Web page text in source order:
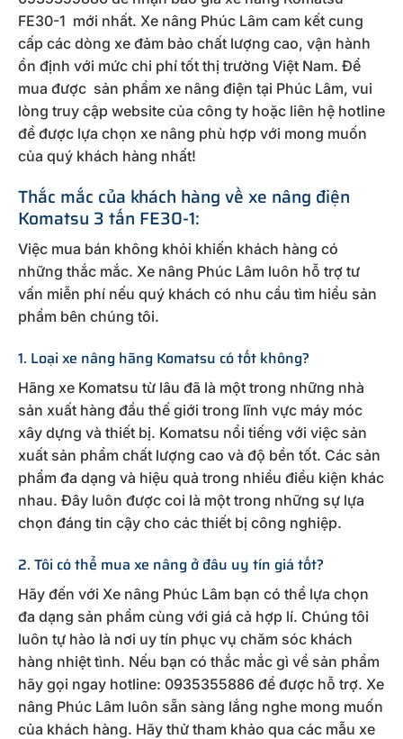
FE30-1 mới nhất. Xe nâng Phúc Lâm cam kết cung
cấp các dòng xe đảm bảo chất lượng cao, vận hành
ổn định với mức chi phí tốt thị trường Việt Nam. Để
mua được sản phẩm xe nâng điện tại Phúc Lâm, vui
lòng truy cập website của công ty hoặc liên hệ hotline
để được lựa chọn xe nâng phù hợp với mong muốn
của quý khách hàng nhất!
Thắc mắc của khách hàng về xe nâng điện
Komatsu 3 tấn FE30-1:
Việc mua bán không khỏi khiến khách hàng có
những thắc mắc. Xe nâng Phúc Lâm luôn hỗ trợ tư
vấn miễn phí nếu quý khách có nhu cầu tìm hiểu sản
phẩm bên chúng tôi.
1. Loại xe nâng hãng Komatsu có tốt không?
Hãng xe Komatsu từ lâu đã là một trong những nhà
sản xuất hàng đầu thế giới trong lĩnh vực máy móc
xây dựng và thiết bị. Komatsu nổi tiếng với việc sản
xuất sản phẩm chất lượng cao và độ bền tốt. Các sản
phẩm đa dạng và hiệu quả trong nhiều điều kiện khác
nhau. Đây luôn được coi là một trong những sự lựa
chọn đáng tin cậy cho các thiết bị công nghiệp.
2. Tôi có thể mua xe nâng ở đâu uy tín giá tốt?
Hãy đến với Xe nâng Phúc Lâm bạn có thể lựa chọn
đa dạng sản phẩm cùng với giá cả hợp lí. Chúng tôi
luôn tự hào là nơi uy tín phục vụ chăm sóc khách
hàng nhiệt tình. Nếu bạn có thắc mắc gì về sản phẩm
hãy gọi ngay hotline: 0935355886 để được hỗ trợ. Xe
nâng Phúc Lâm luôn sẵn sàng lắng nghe mong muốn
của khách hàng. Hãy thử tham khảo qua các mẫu xe